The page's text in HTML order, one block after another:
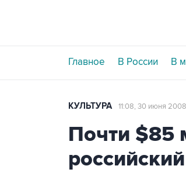
Главное В России В
КУЛЬТУРА 11:08, 30 июня 2008
Почти $85